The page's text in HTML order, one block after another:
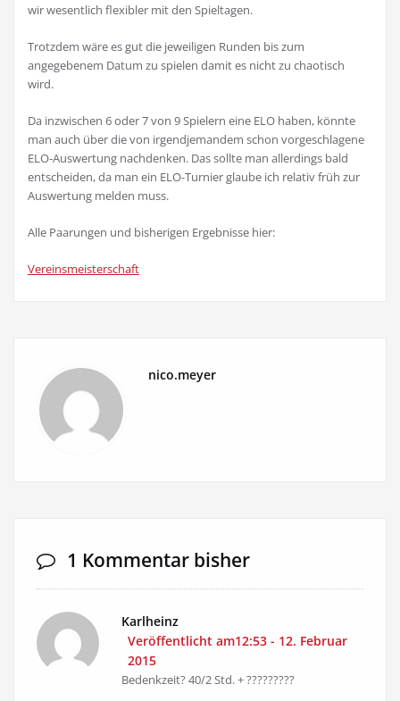
wir wesentlich flexibler mit den Spieltagen.
Trotzdem wäre es gut die jeweiligen Runden bis zum
angegebenem Datum zu spielen damit es nicht zu chaotisch
wird.
Da inzwischen 6 oder 7 von 9 Spielern eine ELO haben, könnte
man auch über die von irgendjemandem schon vorgeschlagene
ELO-Auswertung nachdenken. Das sollte man allerdings bald
entscheiden, da man ein ELO-Turnier glaube ich relativ früh zur
Auswertung melden muss.
Alle Paarungen und bisherigen Ergebnisse hier:
Vereinsmeisterschaft
nico.meyer
1 Kommentar bisher
Karlheinz
Veröffentlicht am12:53 - 12. Februar
2015
Bedenkzeit? 40/2 Std. + ?????????